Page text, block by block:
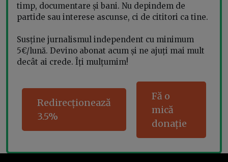
timp, documentare și bani. Nu depindem de
partide sau interese ascunse, ci de cititori ca tine.
Susține jurnalismul independent cu minimum
5€/lună. Devino abonat acum și ne ajuți mai mult
decât ai crede. Îți mulțumim!
Redirecționează
3.5%
Fă o
mică
donație